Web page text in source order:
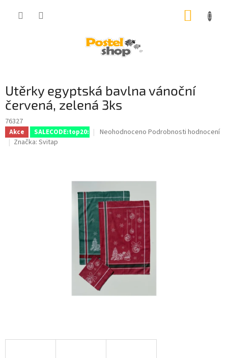
Utěrky egyptská bavlna vánoční
červená, zelená 3ks
76327
Akce SALECODE:top20:20:%Průměrné
z
5
hvězdiček.
Neohodnoceno Podrobnosti hodnocení
Značka: Svitap